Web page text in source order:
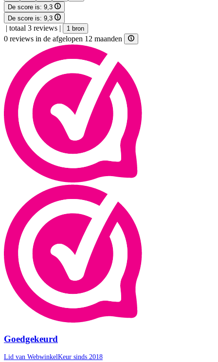
De score is: 9,3
De score is: 9,3
| totaal 3 reviews | 1 bron
0 reviews in de afgelopen 12 maanden
Goedgekeurd
Lid van WebwinkelKeur sinds 2018